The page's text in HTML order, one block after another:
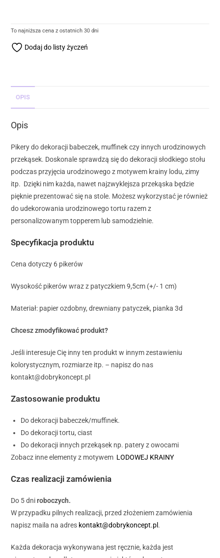
To najniższa cena z ostatnich 30 dni
Dodaj do listy życzeń
OPIS
Opis
Pikery do dekoracji babeczek, muffinek czy innych urodzinowych
przekąsek. Doskonale sprawdzą się do dekoracji słodkiego stołu
podczas przyjęcia urodzinowego z motywem krainy lodu, zimy
itp. Dzięki nim każda, nawet najzwyklejsza przekąska będzie
pięknie prezentować się na stole. Możesz wykorzystać je również
do udekorowania urodzinowego tortu razem z
personalizowanym topperem lub samodzielnie.
Specyfikacja produktu
Cena dotyczy 6 pikerów
Wysokość pikerów wraz z patyczkiem 9,5cm (+/- 1 cm)
Materiał: papier ozdobny, drewniany patyczek, pianka 3d
Chcesz zmodyfikować produkt?
Jeśli interesuje Cię inny ten produkt w innym zestawieniu
kolorystycznym, rozmiarze itp. – napisz do nas
kontakt@dobrykoncept.pl
Zastosowanie produktu
Do dekoracji babeczek/muffinek.
Do dekoracji tortu, ciast
Do dekoracji innych przekąsek np. patery z owocami
Zobacz inne elementy z motywem LODOWEJ KRAINY
Czas realizacji zamówienia
Do 5 dniroboczych.
W przypadku pilnych realizacji, przed złożeniem zamówienia
napisz maila na adres kontakt@dobrykoncept.pl .
Każda dekoracja wykonywana jest ręcznie, każda jest